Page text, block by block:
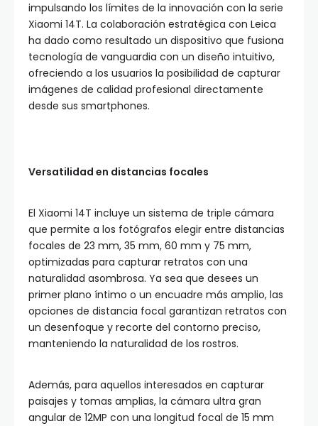
impulsando los límites de la innovación con la serie
Xiaomi 14T. La colaboración estratégica con Leica
ha dado como resultado un dispositivo que fusiona
tecnología de vanguardia con un diseño intuitivo,
ofreciendo a los usuarios la posibilidad de capturar
imágenes de calidad profesional directamente
desde sus smartphones.
Versatilidad en distancias focales
El Xiaomi 14T incluye un sistema de triple cámara
que permite a los fotógrafos elegir entre distancias
focales de 23 mm, 35 mm, 60 mm y 75 mm,
optimizadas para capturar retratos con una
naturalidad asombrosa. Ya sea que desees un
primer plano íntimo o un encuadre más amplio, las
opciones de distancia focal garantizan retratos con
un desenfoque y recorte del contorno preciso,
manteniendo la naturalidad de los rostros.
Además, para aquellos interesados en capturar
paisajes y tomas amplias, la cámara ultra gran
angular de 12MP con una longitud focal de 15 mm